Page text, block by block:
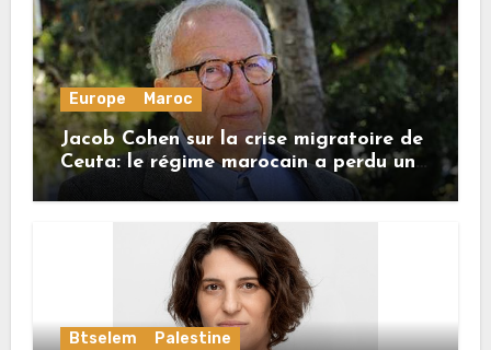
Europe Maroc
Jacob Cohen sur la crise migratoire de
Ceuta: le régime marocain a perdu une
bonne part de sa crédibilité vis-à-vis
de l’Union européenne
Btselem Palestine